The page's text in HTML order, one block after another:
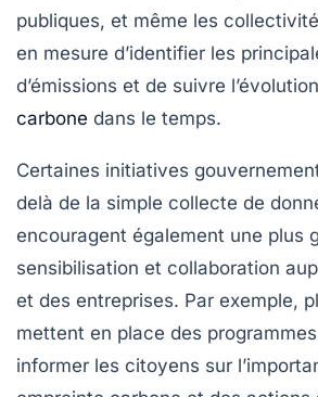
publiques, et même les
en mesure d’identifier les
d’émissions et de suivre
carbone dans le temps.
Certaines initiatives
delà de la simple collecte de
encouragent également une plus
sensibilisation et collaboration
et des entreprises. Par exemple,
mettent en place des
informer les citoyens sur